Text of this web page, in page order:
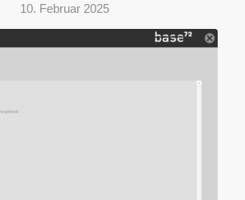
10. Februar 2025